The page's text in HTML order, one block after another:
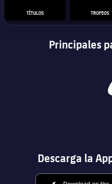
TÍTULOS TROFEOS
Principales
Descarga la